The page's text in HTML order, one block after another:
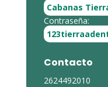
Cabanas
Contraseña:
Contacto
2624492010